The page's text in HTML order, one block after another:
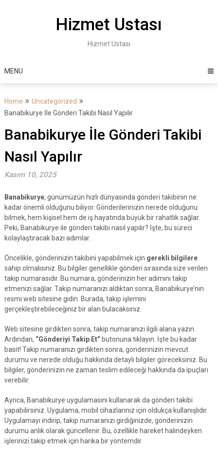
Hizmet Ustası
Hizmet Ustası
MENU
Home
Uncategorized
Banabikurye İle Gönderi Takibi Nasıl Yapılır
Banabikurye İle Gönderi Takibi
Nasıl Yapılır
Kasım 10, 2025
Banabikurye, günümüzün hızlı dünyasında gönderi takibinin ne
kadar önemli olduğunu biliyor. Gönderilerinizin nerede olduğunu
bilmek, hem kişisel hem de iş hayatında büyük bir rahatlık sağlar.
Peki, Banabikurye ile gönderi takibi nasıl yapılır? İşte, bu süreci
kolaylaştıracak bazı adımlar.
Öncelikle, gönderinizin takibini yapabilmek için gerekli bilgilere
sahip olmalısınız. Bu bilgiler genellikle gönderi sırasında size verilen
takip numarasıdır. Bu numara, gönderinizin her adımını takip
etmenizi sağlar. Takip numaranızı aldıktan sonra, Banabikurye’nin
resmi web sitesine gidin. Burada, takip işlemini
gerçekleştirebileceğiniz bir alan bulacaksınız.
Web sitesine girdikten sonra, takip numaranızı ilgili alana yazın.
Ardından, “Gönderiyi Takip Et” butonuna tıklayın. İşte bu kadar
basit! Takip numaranızı girdikten sonra, gönderinizin mevcut
durumu ve nerede olduğu hakkında detaylı bilgiler göreceksiniz. Bu
bilgiler, gönderinizin ne zaman teslim edileceği hakkında da ipuçları
verebilir.
Ayrıca, Banabikurye uygulamasını kullanarak da gönderi takibi
yapabilirsiniz. Uygulama, mobil cihazlarınız için oldukça kullanışlıdır.
Uygulamayı indirip, takip numaranızı girdiğinizde, gönderinizin
durumu anlık olarak güncellenir. Bu, özellikle hareket halindeyken
işlerinizi takip etmek için harika bir yöntemdir.